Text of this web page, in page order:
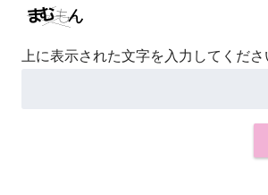
上に表示された文字を入力してくださ